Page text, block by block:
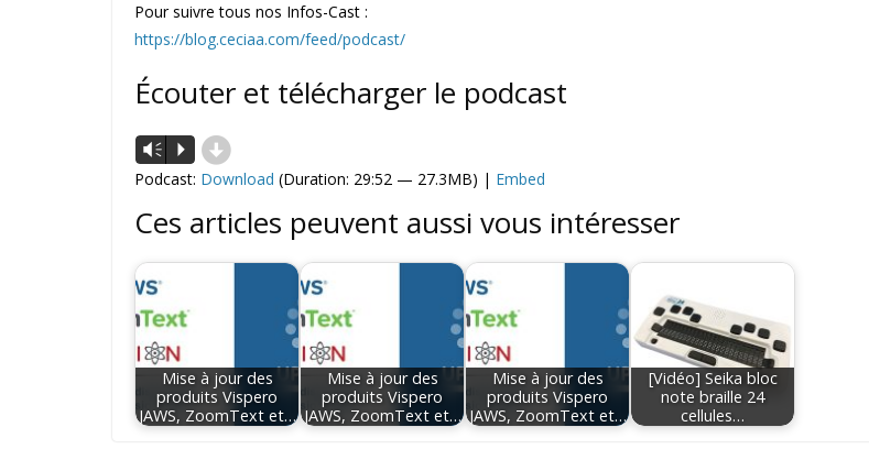
Pour suivre tous nos Infos-Cast :
https://blog.ceciaa.com/feed/podcast/
Écouter et télécharger le podcast
Lecteur
audio
Vm P d
Podcast: Download (Duration: 29:52 — 27.3MB) | Embed
Ces articles peuvent aussi vous intéresser
Mise à jour des
produits Vispero
JAWS, ZoomText et…
Mise à jour des
produits Vispero
JAWS, ZoomText et…
Mise à jour des
produits Vispero
JAWS, ZoomText et…
[Vidéo] Seika bloc
note braille 24
cellules…